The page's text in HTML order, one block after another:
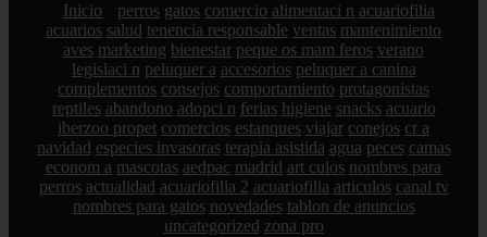
Inicio perros gatos comercio alimentaci n acuariofilia
acuarios salud tenencia responsable ventas mantenimiento
aves marketing bienestar peque os mam feros verano
legislaci n peluquer a accesorios peluquer a canina
complementos consejos comportamiento protagonistas
reptiles abandono adopci n ferias higiene snacks acuario
iberzoo propet comercios estanques viajar conejos cr a
navidad especies invasoras terapia asistida agua peces camas
econom a mascotas aedpac madrid art culos nombres para
perros actualidad acuariofilia 2 acuariofilia articulos canal tv
nombres para gatos novedades tablon de anuncios
uncategorized zona pro